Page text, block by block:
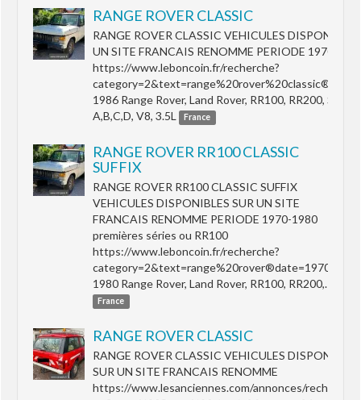
RANGE ROVER CLASSIC
RANGE ROVER CLASSIC VEHICULES
UN SITE FRANCAIS RENOMME PERIODE 1970-
https://www.leboncoin.fr/recherche?
1986 Range Rover, Land Rover, RR100, RR200,
A,B,C,D, V8, 3.5L
France
RANGE ROVER RR100 CLASSIC
SUFFIX
RANGE ROVER RR100 CLASSIC SUFFIX
VEHICULES DISPONIBLES SUR UN SITE
FRANCAIS RENOMME PERIODE 1970-1980
premières séries ou RR100
https://www.leboncoin.fr/recherche?
category=2&text=range%20rover®date=1970-
1980 Range Rover, Land Rover, RR100, RR200,…
France
RANGE ROVER CLASSIC
RANGE ROVER CLASSIC VEHICULES DISPONIBLES
SUR UN SITE FRANCAIS RENOMME
https://www.lesanciennes.com/annonces/recherche?